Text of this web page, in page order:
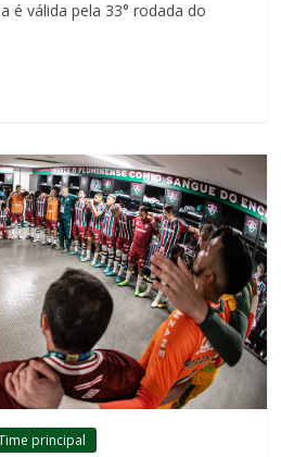
é válida pela 33° rodada do
principal